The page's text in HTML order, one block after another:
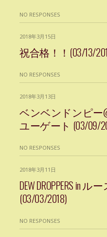
NO RESPONSES
2018年3月15日
祝合格！！(03/13/
NO RESPONSES
2018年3月13日
ベンベンドンピー
ユーゲート (03/09/
NO RESPONSES
2018年3月11日
DEW DROPPERS in
(03/03/2018)
NO RESPONSES